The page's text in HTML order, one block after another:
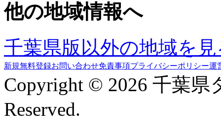
他の地域情報へ
千葉県版以外の地域を
新規無料登録お問い合わせ免責事項プライバシーポリシー運
Copyright © 2026 千葉
Reserved.